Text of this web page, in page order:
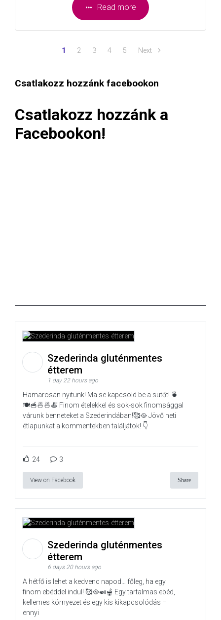
Read more
1 2 3 4 5 Next
Csatlakozz hozzánk facebookon
Csatlakozz hozzánk a
Facebookon!
Szederinda gluténmentes
étterem
1 day 22 hours ago
Hamarosan nyitunk! Ma se kapcsold be a sütőt! 🍵
🍽️🥣🍜🍜🍝 Finom ételekkel és sok-sok finomsággal
várunk benneteket a Szederindában!🥰🥘 Jövő heti
étlapunkat a kommentekben találjátok! 👇
24 3
View on Facebook Share
Szederinda gluténmentes
étterem
6 days 20 hours ago
A hétfő is lehet a kedvenc napod… főleg, ha egy
finom ebéddel indul! 🥰🥘🍛🫕 Egy tartalmas ebéd,
kellemes környezet és egy kis kikapcsolódás –
ennyi